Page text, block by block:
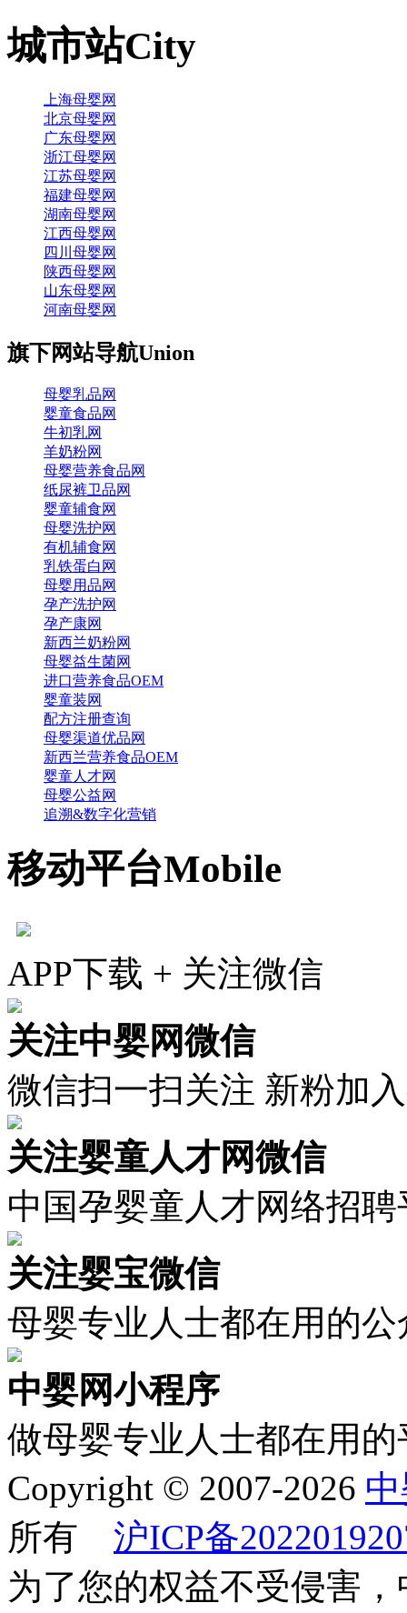
城市站City
上海母婴网
北京母婴网
广东母婴网
浙江母婴网
江苏母婴网
福建母婴网
湖南母婴网
江西母婴网
四川母婴网
陕西母婴网
山东母婴网
河南母婴网
旗下网站导航Union
母婴乳品网
婴童食品网
牛初乳网
羊奶粉网
母婴营养食品网
纸尿裤卫品网
婴童辅食网
母婴洗护网
有机辅食网
乳铁蛋白网
母婴用品网
孕产洗护网
孕产康网
新西兰奶粉网
母婴益生菌网
进口营养食品OEM
婴童装网
配方注册查询
母婴渠道优品网
新西兰营养食品OEM
婴童人才网
母婴公益网
追溯&数字化营销
移动平台Mobile
APP下载 + 关注微信
关注中婴网微信
微信扫一扫关注 新粉加
关注婴童人才网微信
中国孕婴童人才网络招聘
关注婴宝微信
母婴专业人士都在用的公
中婴网小程序
做母婴专业人士都在用的
Copyright © 2007-2026
所有 沪ICP备
为了您的权益不受侵害